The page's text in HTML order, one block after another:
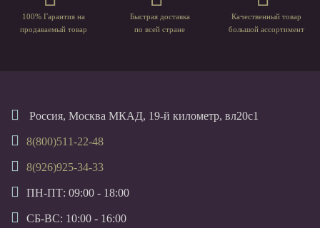
100% Гарантия на
продаваемый товар
Быстрая доставка
по всей стране
Качественный товар
большой ассортимент
Россия, Москва МКАД, 19-й километр, вл20с1
8(800)511-22-48
8(926)925-34-33
ПН-ПТ: 09:00 - 18:00
СБ-ВС: 10:00 - 16:00